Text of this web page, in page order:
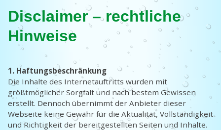
Disclaimer – rechtliche
Hinweise
1. Haftungsbeschränkung
Die Inhalte des Internetauftritts wurden mit
größtmöglicher Sorgfalt und nach bestem Gewissen
erstellt. Dennoch übernimmt der Anbieter dieser
Webseite keine Gewähr für die Aktualität, Vollständigkeit
und Richtigkeit der bereitgestellten Seiten und Inhalte.